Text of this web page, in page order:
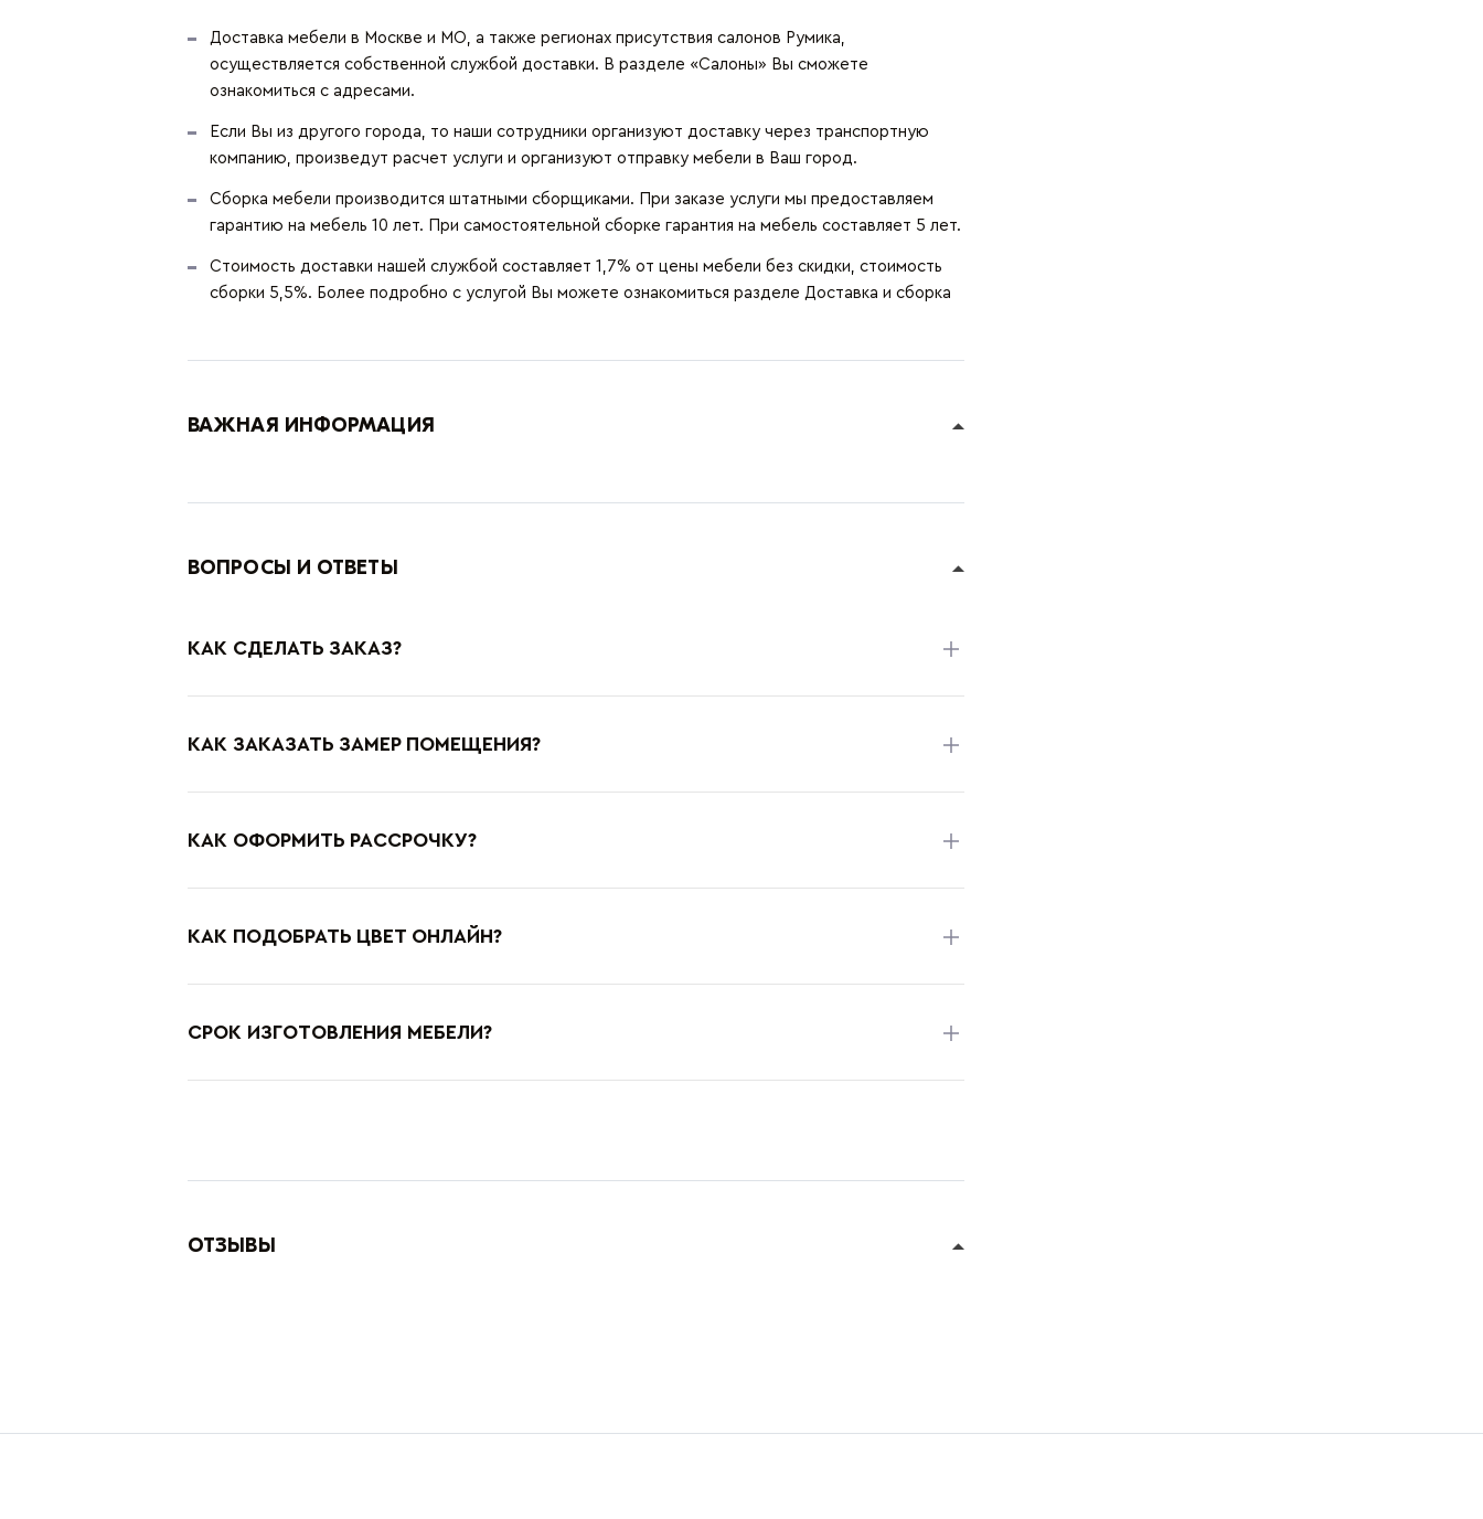
Доставка мебели в Москве и МО, а также регионах присутствия салонов Румика,
осуществляется собственной службой доставки. В разделе «Салоны» Вы сможете
ознакомиться с адресами.
Если Вы из другого города, то наши сотрудники организуют доставку через транспортную
компанию, произведут расчет услуги и организуют отправку мебели в Ваш город.
Сборка мебели производится штатными сборщиками. При заказе услуги мы предоставляем
гарантию на мебель 10 лет. При самостоятельной сборке гарантия на мебель составляет 5 лет.
Стоимость доставки нашей службой составляет 1,7% от цены мебели без скидки, стоимость
сборки 5,5%. Более подробно с услугой Вы можете ознакомиться разделе Доставка и сборка
ВАЖНАЯ ИНФОРМАЦИЯ
ВОПРОСЫ И ОТВЕТЫ
КАК СДЕЛАТЬ ЗАКАЗ?
КАК ЗАКАЗАТЬ ЗАМЕР ПОМЕЩЕНИЯ?
КАК ОФОРМИТЬ РАССРОЧКУ?
КАК ПОДОБРАТЬ ЦВЕТ ОНЛАЙН?
СРОК ИЗГОТОВЛЕНИЯ МЕБЕЛИ?
ОТЗЫВЫ